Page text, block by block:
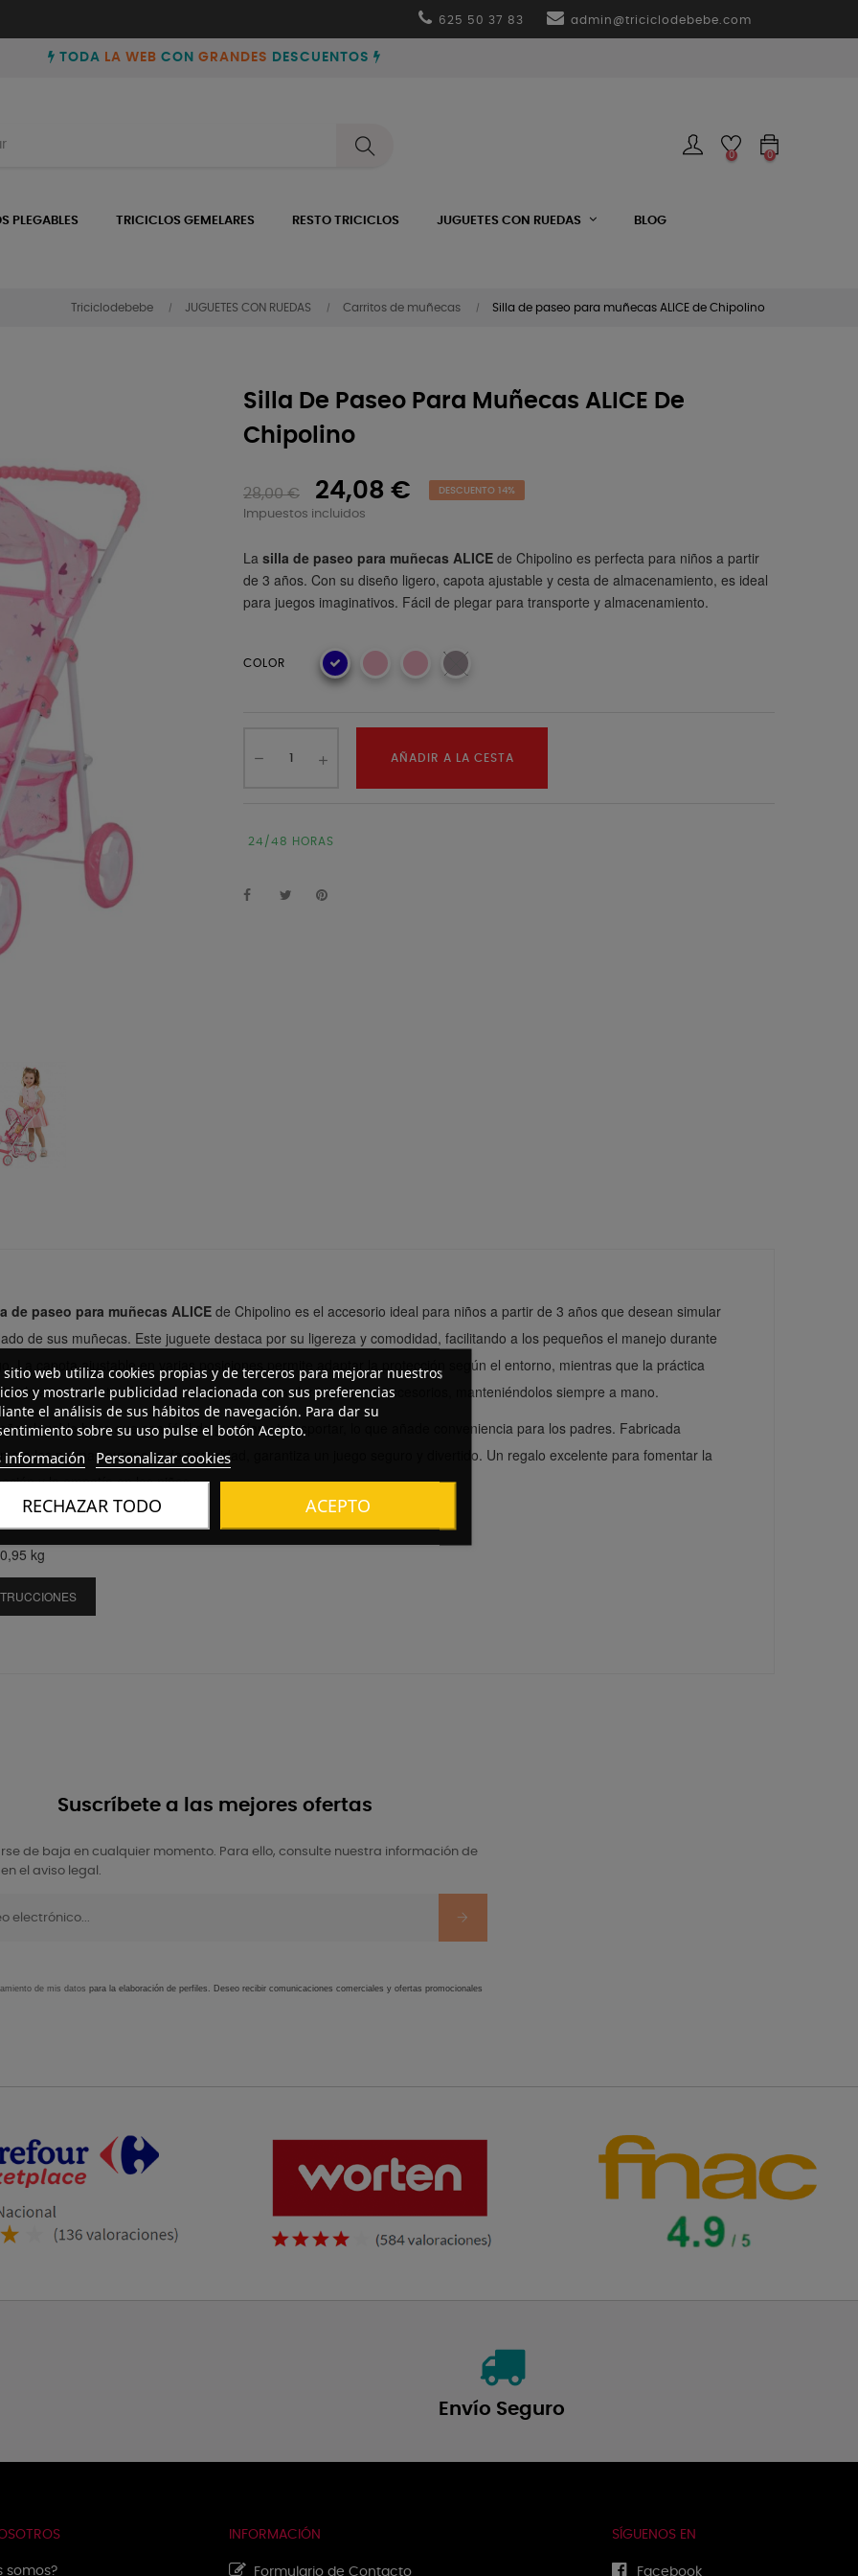
625 50 37 83 admin@triciclodebebe.com
TODA LA WEB CON GRANDES DESCUENTOS
0 0
PLEGABLES TRICICLOS GEMELARES RESTO TRICICLOS JUGUETES CON RUEDAS BLOG
Triciclodebebe JUGUETES CON RUEDAS Carritos de muñecas Silla de paseo para muñecas ALICE de Chipolino
Silla De Paseo Para Muñecas ALICE De
Chipolino
28,00 € 24,08 € DESCUENTO 14%
Impuestos incluidos
La silla de paseo para muñecas ALICE de Chipolino es perfecta para niños a partir
de 3 años. Con su diseño ligero, capota ajustable y cesta de almacenamiento, es ideal
para juegos imaginativos. Fácil de plegar para transporte y almacenamiento.
COLOR
AÑADIR A LA CESTA
24/48 HORAS
de paseo para muñecas ALICE de Chipolino es el accesorio ideal para niños a partir de 3 años que desean simular
de sus muñecas. Este juguete destaca por su ligereza y comodidad, facilitando a los pequeños el manejo durante
La capota ajustable en varias posiciones permite adaptar la protección según el entorno, mientras que la práctica
de almacenamiento ofrece un espacio para guardar juguetes y accesorios, manteniéndolos siempre a mano.
plegable hace que sea fácil de guardar y transportar, lo que añade conveniencia para los padres. Fabricada
a las normas europeas de seguridad, garantiza un juego seguro y divertido. Un regalo excelente para fomentar la
y la empatía en los niños.
52x33x56 cm
kg
Suscríbete a las mejores ofertas
de baja en cualquier momento. Para ello, consulte nuestra información de
el aviso legal.
de mis datos para la elaboración de perfiles. Deseo recibir comunicaciones comerciales y ofertas promocionales
Envío Seguro
somos?
INFORMACIÓN
Formulario de Contacto
SÍGUENOS EN
Facebook
sitio web utiliza cookies propias y de terceros para mejorar nuestros
y mostrarle publicidad relacionada con sus preferencias
el análisis de sus hábitos de navegación. Para dar su
sobre su uso pulse el botón Acepto.
información Personalizar cookies
RECHAZAR TODO ACEPTO